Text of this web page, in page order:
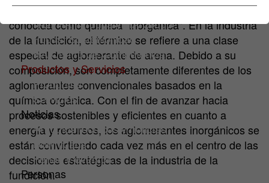
Proceso de Innovación
I+D: HA Ilarduya y HA Group
Focus: Sostenibilidad
HA Centro de Competencia
Productos y Servicios
Productos
Servicios
Noticias
Artículos técnicos y noticias
Downloads
Ferias y eventos
Personas
La química de los compuestos sin carbono es
conocida como química "inorgánica". En la industria
de la fundición, el término se refiere a una clase
especial de aglomerante de arena. Debido a su
composición, son completamente diferentes de los
aglomerantes convencionales basados en la
química orgánica. Con el fin de avanzar hacia
procesos sostenibles y eficientes en cuanto a
energía y recursos, los aglomerantes inorgánicos se
están convirtiendo cada vez más en el centro de las
decisiones estratégicas de la industria de la
fundición.